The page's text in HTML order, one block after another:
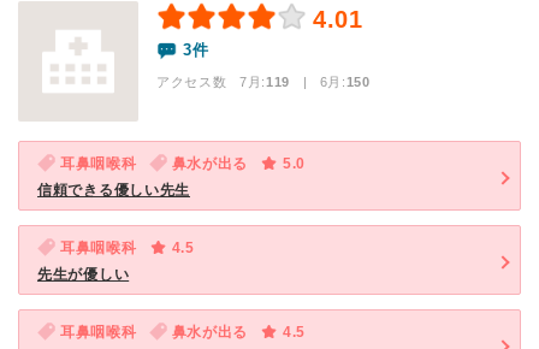
4.01
3件
アクセス数 7月:119 | 6月:150
耳鼻咽喉科 鼻水が出る
5.0
信頼できる優しい先生
耳鼻咽喉科
4.5
先生が優しい
耳鼻咽喉科 鼻水が出る
4.5